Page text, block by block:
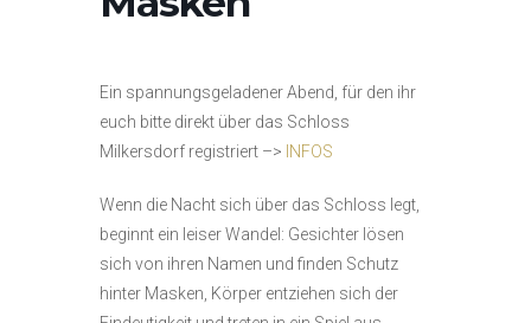
Ein spannungsgeladener Abend, für den ihr
euch bitte direkt über das Schloss
Milkersdorf registriert –> INFOS
Wenn die Nacht sich über das Schloss legt,
beginnt ein leiser Wandel: Gesichter lösen
sich von ihren Namen und finden Schutz
hinter Masken, Körper entziehen sich der